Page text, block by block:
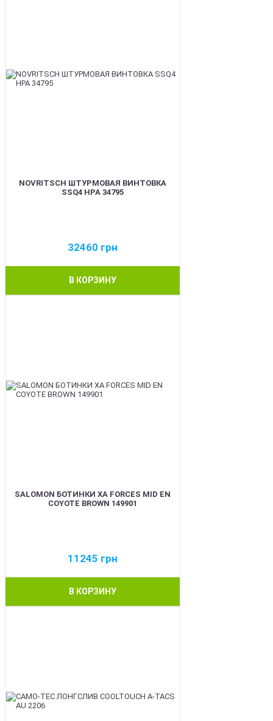
NOVRITSCH ШТУРМОВАЯ ВИНТОВКА
SSQ4 HPA 34795
32460 грн
В КОРЗИНУ
SALOMON БОТИНКИ XA FORCES MID EN
COYOTE BROWN 149901
11245 грн
В КОРЗИНУ